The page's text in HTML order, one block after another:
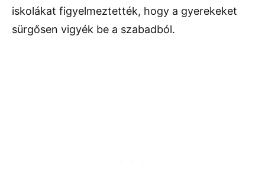
iskolákat figyelmeztették, hogy a gyerekeket
sürgősen vigyék be a szabadból.